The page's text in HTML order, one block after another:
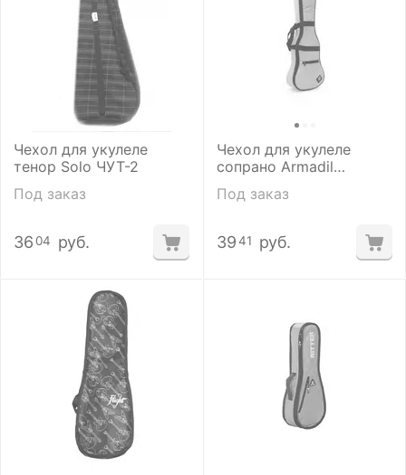
Чехол для укулеле
тенор Solo ЧУТ-2
Под заказ
3604 руб.
Чехол для укулеле
сопрано Armadil
Под заказ
3941 руб.